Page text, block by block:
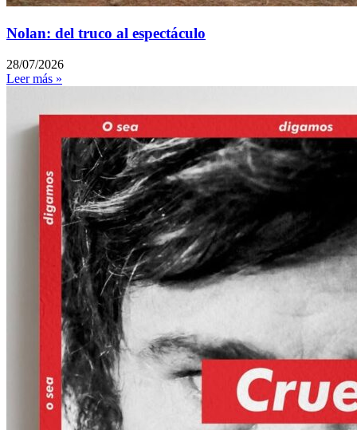
Nolan: del truco al espectáculo
28/07/2026
Leer más »